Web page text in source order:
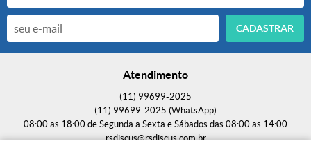
CADASTRAR
Atendimento
(11) 99699-2025
(11) 99699-2025 (WhatsApp)
08:00 as 18:00 de Segunda a Sexta e Sábados das 08:00 as 14:00
rsdiscus@rsdiscus.com.br